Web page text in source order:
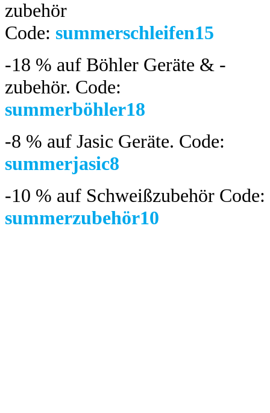
zubehör
Code: summerschleifen15
-18 % auf Böhler Geräte & -
zubehör. Code:
summerböhler18
-8 % auf Jasic Geräte. Code:
summerjasic8
-10 % auf Schweißzubehör Code:
summerzubehör10